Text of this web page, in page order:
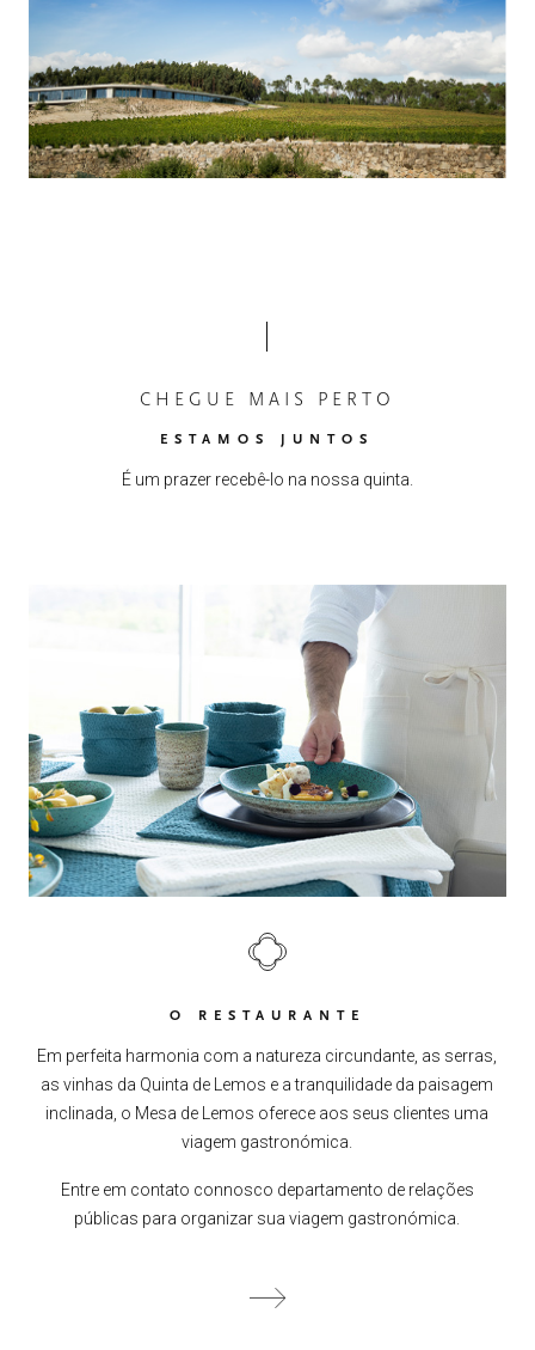
CHEGUE MAIS PERTO
ESTAMOS JUNTOS
É um prazer recebê-lo na nossa quinta.
O RESTAURANTE
Em perfeita harmonia com a natureza circundante, as serras,
as vinhas da Quinta de Lemos e a tranquilidade da paisagem
inclinada, o Mesa de Lemos oferece aos seus clientes uma
viagem gastronómica.
Entre em contato connosco departamento de relações
públicas para organizar sua viagem gastronómica.